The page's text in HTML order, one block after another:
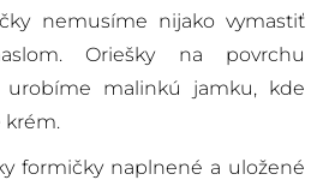
nemusíme nijako vymastiť
Oriešky na povrchu
urobíme malinkú jamku, kde
krém.
formičky naplnené a uložené